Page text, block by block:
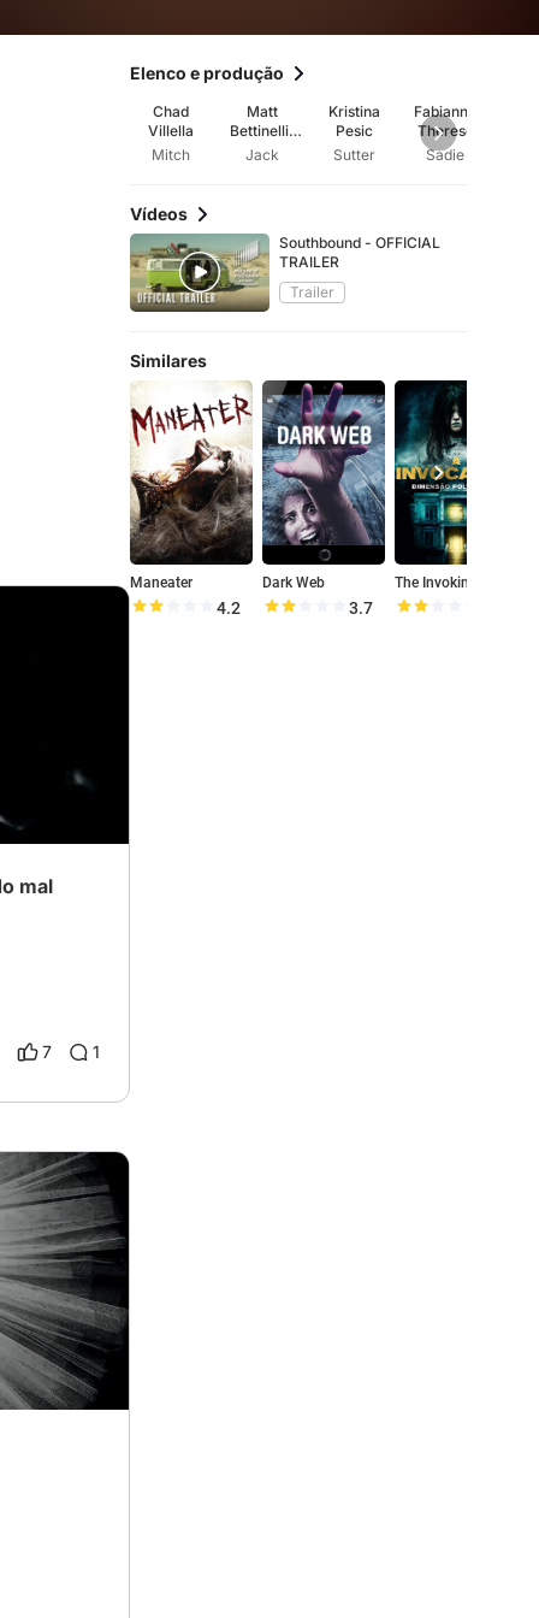
mal
7 1
Elenco e produção
Chad
Villella
Mitch
Matt
Bettinelli-
Olpin
Jack
Kristina
Pesic
Sutter
Fabianne
Therese
Sadie
Vídeos
Southbound - OFFICIAL
TRAILER
Trailer
Similares
Maneater
4.2
Dark Web
3.7